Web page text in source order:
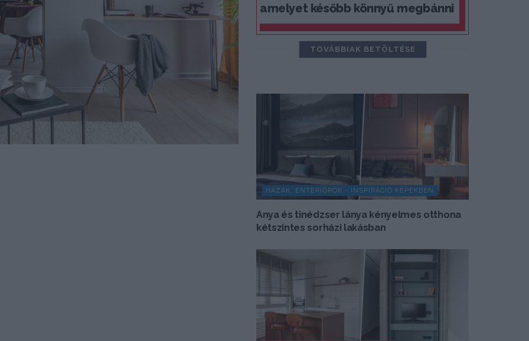
amelyet később könnyű megbánni
TOVÁBBIAK BETÖLTÉSE
HÁZAK, ENTERIŐRÖK - INSPIRÁCIÓ KÉPEKBEN
Anya és tinédzser lánya kényelmes otthona
kétszintes sorházi lakásban